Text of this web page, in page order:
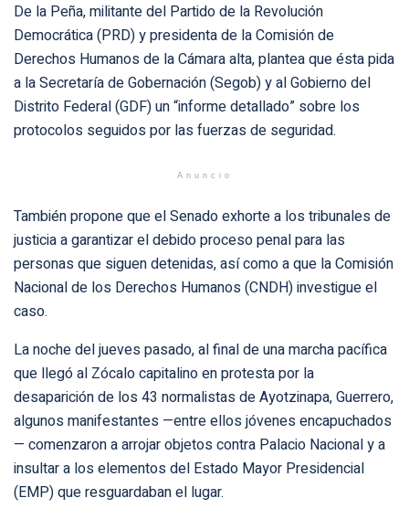
De la Peña, militante del Partido de la Revolución
Democrática (PRD) y presidenta de la Comisión de
Derechos Humanos de la Cámara alta, plantea que ésta pida
a la Secretaría de Gobernación (Segob) y al Gobierno del
Distrito Federal (GDF) un “informe detallado” sobre los
protocolos seguidos por las fuerzas de seguridad.
Anuncio
También propone que el Senado exhorte a los tribunales de
justicia a garantizar el debido proceso penal para las
personas que siguen detenidas, así como a que la Comisión
Nacional de los Derechos Humanos (CNDH) investigue el
caso.
La noche del jueves pasado, al final de una marcha pacífica
que llegó al Zócalo capitalino en protesta por la
desaparición de los 43 normalistas de Ayotzinapa, Guerrero,
algunos manifestantes —entre ellos jóvenes encapuchados
— comenzaron a arrojar objetos contra Palacio Nacional y a
insultar a los elementos del Estado Mayor Presidencial
(EMP) que resguardaban el lugar.